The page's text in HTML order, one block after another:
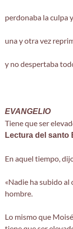
perdonaba la culpa
una y otra vez
y no despertaba
EVANGELIO
Tiene que ser
Lectura del santo
En aquel tiempo,
«Nadie ha subido al
hombre.
Lo mismo que